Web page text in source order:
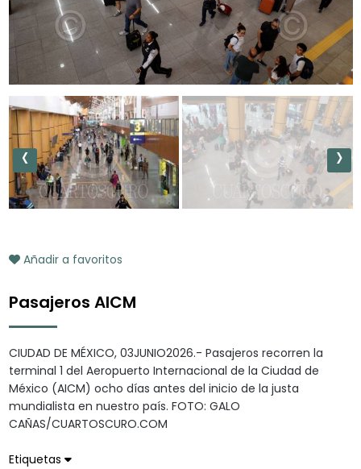
‹ ›
Añadir a favoritos
Pasajeros AICM
CIUDAD DE MÉXICO, 03JUNIO2026.- Pasajeros recorren la
terminal 1 del Aeropuerto Internacional de la Ciudad de
México (AICM) ocho días antes del inicio de la justa
mundialista en nuestro país. FOTO: GALO
CAÑAS/CUARTOSCURO.COM
Etiquetas